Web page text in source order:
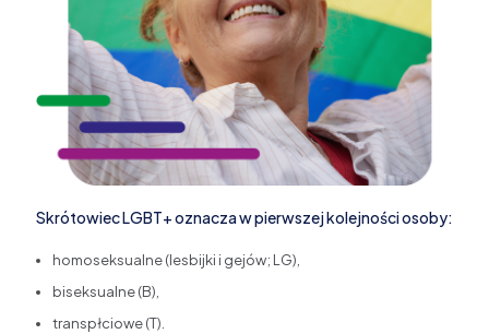
Skrótowiec LGBT+ oznacza w pierwszej kolejności osoby:
homoseksualne (lesbijki i gejów; LG),
biseksualne (B),
transpłciowe (T).